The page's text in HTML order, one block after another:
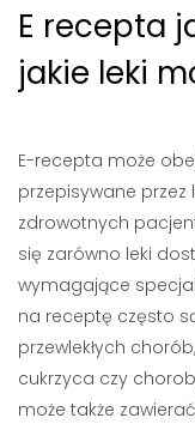
E recepta
jakie leki
E-recepta może
przepisywane przez
zdrowotnych
się zarówno leki
wymagające
na receptę często
przewlekłych
cukrzyca czy
może także